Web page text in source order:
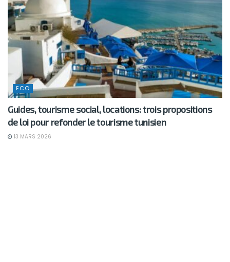
ECO
Guides, tourisme social, locations: trois propositions
de loi pour refonder le tourisme tunisien
13 MARS 2026